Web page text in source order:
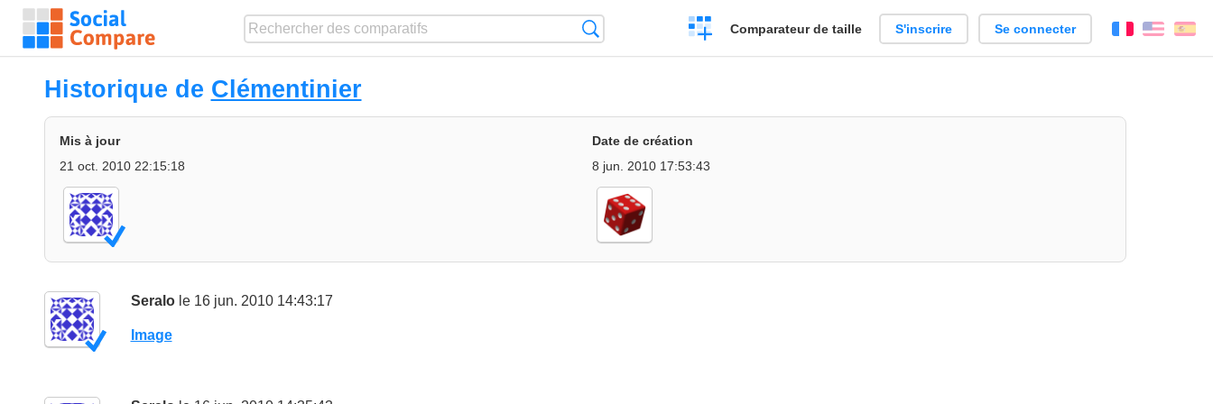
Créer
un
Comparateur de taille S'inscrire Se connecter FrançaisEnglish
Historique de Clémentinier
Mis à jour
21 oct. 2010 22:15:18
Date de création
8 jun. 2010 17:53:43
Seralole 16 jun. 2010 14:43:17
Image